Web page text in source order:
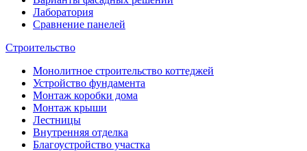
Лаборатория
Сравнение панелей
Строительство
Монолитное строительство коттеджей
Устройство фундамента
Монтаж коробки дома
Монтаж крыши
Лестницы
Внутренняя отделка
Благоустройство участка